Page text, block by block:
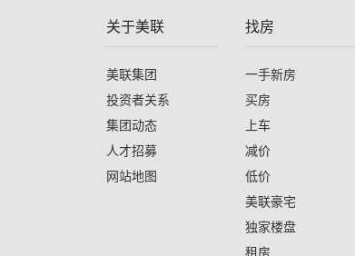
关于美联
美联集团
投资者关系
集团动态
人才招募
网站地图
找房
一手新房
买房
上车
减价
低价
美联豪宅
独家楼盘
租房